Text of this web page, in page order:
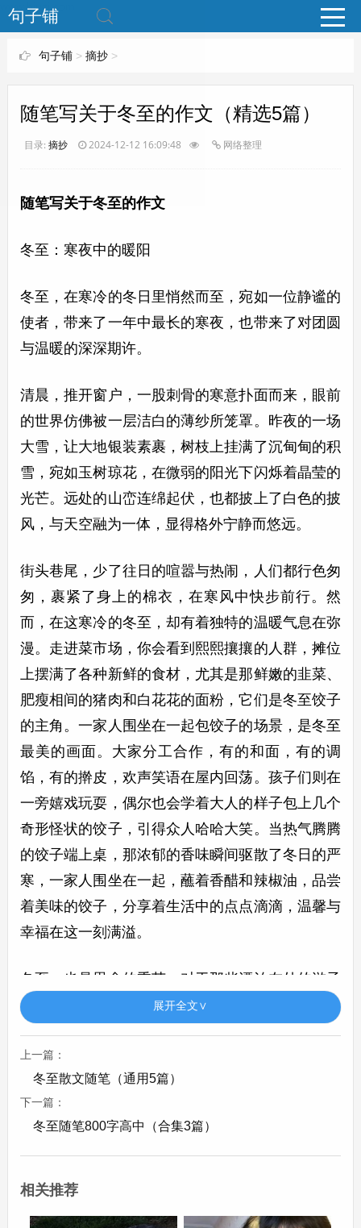
www.bjuzi.com
句子铺
句子铺> 摘抄>
随笔写关于冬至的作文（精选5篇）
目录: 摘抄 2024-12-12 16:09:48 网络整理
随笔写关于冬至的作文
冬至：寒夜中的暖阳
冬至，在寒冷的冬日里悄然而至，宛如一位静谧的
使者，带来了一年中最长的寒夜，也带来了对团圆
与温暖的深深期许。
清晨，推开窗户，一股刺骨的寒意扑面而来，眼前
的世界仿佛被一层洁白的薄纱所笼罩。昨夜的一场
大雪，让大地银装素裹，树枝上挂满了沉甸甸的积
雪，宛如玉树琼花，在微弱的阳光下闪烁着晶莹的
光芒。远处的山峦连绵起伏，也都披上了白色的披
风，与天空融为一体，显得格外宁静而悠远。
街头巷尾，少了往日的喧嚣与热闹，人们都行色匆
匆，裹紧了身上的棉衣，在寒风中快步前行。然
而，在这寒冷的冬至，却有着独特的温暖气息在弥
漫。走进菜市场，你会看到熙熙攘攘的人群，摊位
上摆满了各种新鲜的食材，尤其是那鲜嫩的韭菜、
肥瘦相间的猪肉和白花花的面粉，它们是冬至饺子
的主角。一家人围坐在一起包饺子的场景，是冬至
最美的画面。大家分工合作，有的和面，有的调
馅，有的擀皮，欢声笑语在屋内回荡。孩子们则在
一旁嬉戏玩耍，偶尔也会学着大人的样子包上几个
奇形怪状的饺子，引得众人哈哈大笑。当热气腾腾
的饺子端上桌，那浓郁的香味瞬间驱散了冬日的严
寒，一家人围坐在一起，蘸着香醋和辣椒油，品尝
着美味的饺子，分享着生活中的点点滴滴，温馨与
幸福在这一刻满溢。
冬至，也是思念的季节。对于那些漂泊在外的游子
来说，这一天的思念尤为浓烈。望着远方故乡的方
牵挂。“邯郸驿里逢冬至，抱膝灯前影伴身。想得
家中夜深坐，还应说着远行人。”在这寒冷的冬至
之夜，游子们独自在异乡，只能抱着膝盖，对着孤
灯，思念着家中的亲人，想象着他们围坐在一起谈
论自己的情景。而在家乡的亲人们，又何尝不是在
思念着远方的游子呢?他们会在冬至的餐桌上多摆
展开全文∨
上一篇：
冬至散文随笔（通用5篇）
下一篇：
冬至随笔800字高中（合集3篇）
相关推荐